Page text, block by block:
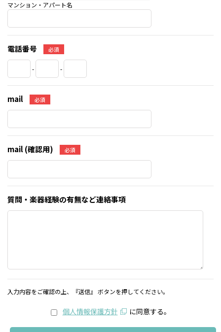
マンション・アパート名
電話番号 必須
- -
mail 必須
mail (確認用) 必須
質問・楽器経験の有無など連絡事項
入力内容をご確認の上、『送信』 ボタンを押してください。
個人情報保護方針 に同意する。